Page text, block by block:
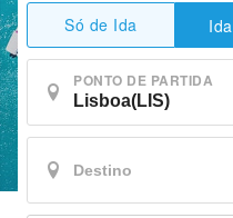
Só de Ida
PONTO DE PARTIDA